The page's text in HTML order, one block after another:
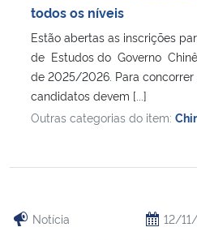
Ministério do Desenvolvimento Regional
Controladoria-Geral da União
Ministério da Mulher, da Família e dos
todos os níveis
Estão abertas as inscrições
de Estudos do Governo
de 2025/2026. Para concorrer
candidatos devem [...]
Outras categorias do item:
Notícia 12/